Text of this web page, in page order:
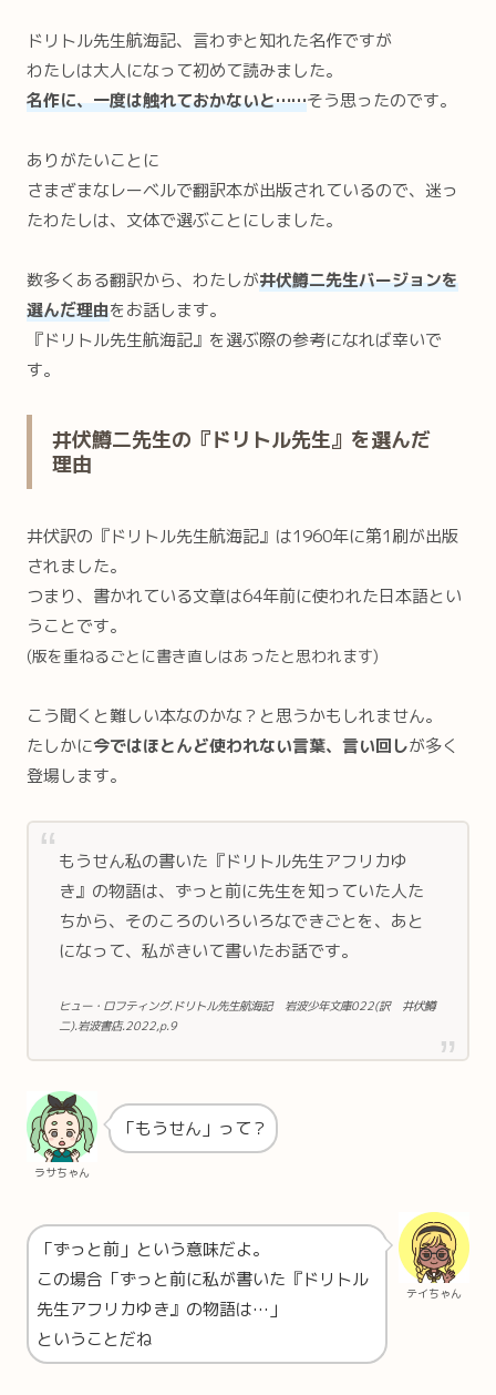
ドリトル先生航海記、言わずと知れた名作ですが
わたしは大人になって初めて読みました。
名作に、一度は触れておかないと……そう思ったのです。
ありがたいことに
さまざまなレーベルで翻訳本が出版されているので、迷っ
たわたしは、文体で選ぶことにしました。
数多くある翻訳から、わたしが井伏鱒二先生バージョンを
選んだ理由をお話します。
『ドリトル先生航海記』を選ぶ際の参考になれば幸いで
す。
井伏鱒二先生の『ドリトル先生』を選んだ
理由
井伏訳の『ドリトル先生航海記』は1960年に第1刷が出版
されました。
つまり、書かれている文章は64年前に使われた日本語とい
うことです。
(版を重ねるごとに書き直しはあったと思われます)
こう聞くと難しい本なのかな？と思うかもしれません。
たしかに今ではほとんど使われない言葉、言い回しが多く
登場します。
もうせん私の書いた『ドリトル先生アフリカゆ
き』の物語は、ずっと前に先生を知っていた人た
ちから、そのころのいろいろなできごとを、あと
になって、私がきいて書いたお話です。
ヒュー・ロフティング.ドリトル先生航海記 岩波少年文庫022(訳 井伏鱒
二).岩波書店.2022,p.9
ラサちゃん
「もうせん」って？
テイちゃん
「ずっと前」という意味だよ。
この場合「ずっと前に私が書いた『ドリトル
先生アフリカゆき』の物語は…」
ということだね